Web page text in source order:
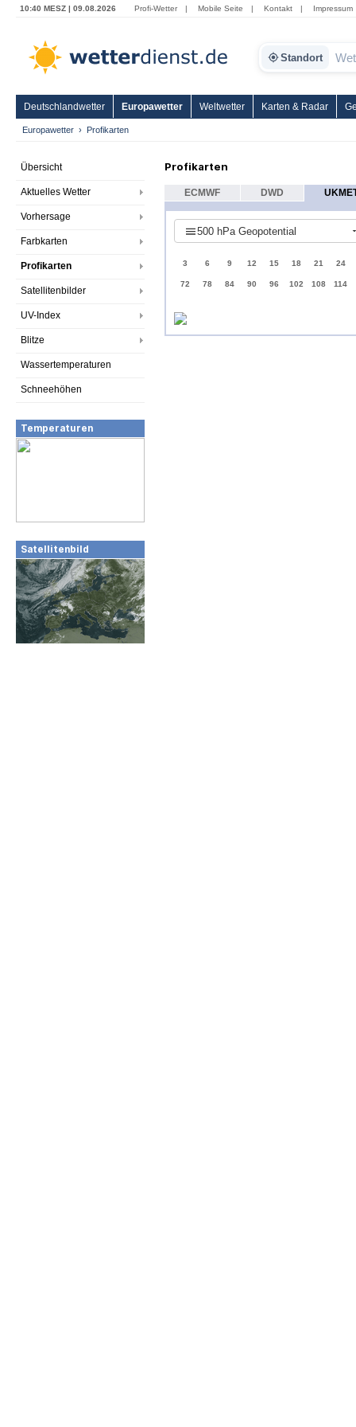
10:40 MESZ | 09.08.2026 Profi-Wetter | Mobile Seite | Kontakt | Impressum
Standort
Deutschlandwetter Europawetter Weltwetter Karten & Radar
Europawetter Profikarten
Übersicht
Aktuelles Wetter
Vorhersage
Farbkarten
Profikarten
Satellitenbilder
UV-Index
Blitze
Wassertemperaturen
Schneehöhen
Temperaturen
Satellitenbild
Profikarten
ECMWF DWD
500 hPa Geopotential
3 6 9 12 15 18 21 24
72 78 84 90 96 102 108 114